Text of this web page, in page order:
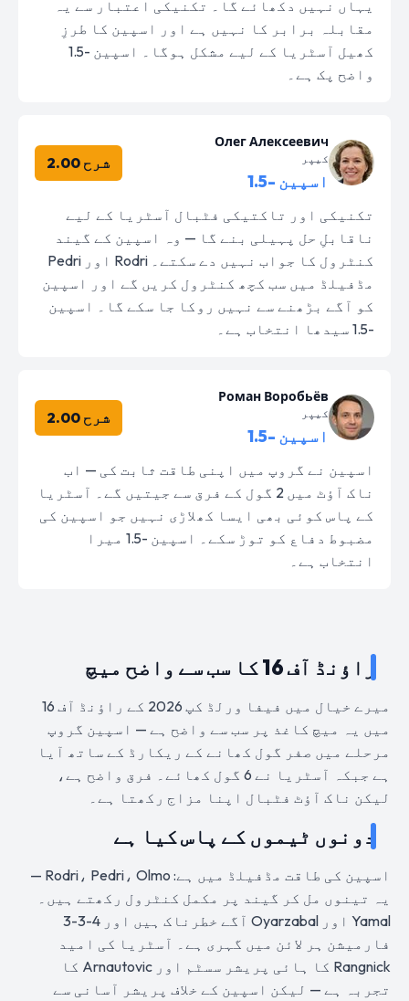
یہاں نہیں دکھائے گا۔ تکنیکی اعتبار سے یہ
مقابلہ برابر کا نہیں ہے اور اسپین کا طرزِ
کھیل آسٹریا کے لیے مشکل ہوگا۔ اسپین -1.5
واضح پک ہے۔
Олег Алексеевич
کیپر
اسپین -1.5
شرح 2.00
تکنیکی اور تاکتیکی فٹبال آسٹریا کے لیے
ناقابلِ حل پہیلی بنے گا — وہ اسپین کے گیند
کنٹرول کا جواب نہیں دے سکتے۔ Rodri اور Pedri
مڈفیلڈ میں سب کچھ کنٹرول کریں گے اور اسپین
کو آگے بڑھنے سے نہیں روکا جا سکے گا۔ اسپین
-1.5 سیدھا انتخاب ہے۔
Роман Воробьёв
کیپر
اسپین -1.5
شرح 2.00
اسپین نے گروپ میں اپنی طاقت ثابت کی — اب
ناک آؤٹ میں 2 گول کے فرق سے جیتیں گے۔ آسٹریا
کے پاس کوئی بھی ایسا کھلاڑی نہیں جو اسپین کی
مضبوط دفاع کو توڑ سکے۔ اسپین -1.5 میرا
انتخاب ہے۔
راؤنڈ آف 16 کا سب سے واضح میچ
میرے خیال میں فیفا ورلڈ کپ 2026 کے راؤنڈ آف 16
میں یہ میچ کاغذ پر سب سے واضح ہے — اسپین گروپ
مرحلے میں صفر گول کھانے کے ریکارڈ کے ساتھ آیا
ہے جبکہ آسٹریا نے 6 گول کھائے۔ فرق واضح ہے،
لیکن ناک آؤٹ فٹبال اپنا مزاج رکھتا ہے۔
دونوں ٹیموں کے پاس کیا ہے
اسپین کی طاقت مڈفیلڈ میں ہے: Rodri، Pedri، Olmo —
یہ تینوں مل کر گیند پر مکمل کنٹرول رکھتے ہیں۔
Yamal اور Oyarzabal آگے خطرناک ہیں اور 4-3-3
فارمیشن ہر لائن میں گہری ہے۔ آسٹریا کی امید
Rangnick کا ہائی پریشر سسٹم اور Arnautovic کا
تجربہ ہے — لیکن اسپین کے خلاف پریشر آسانی سے